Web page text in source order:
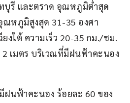
บุรี และตราด อุณหภูมิต่ำสุด
ณหภูมิสูงสุด 31-35 องศา
งใต้ ความเร็ว 20-35 กม./ชม.
เมตร บริเวณที่มีฝนฟ้าคะนอง
ฝนฟ้าคะนอง ร้อยละ 60 ของ